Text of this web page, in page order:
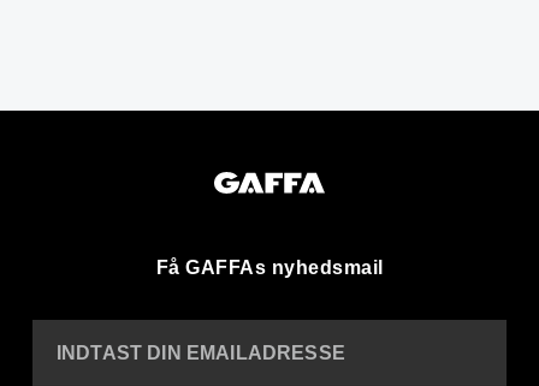
Få GAFFAs nyhedsmail
INDTAST DIN EMAILADRESSE